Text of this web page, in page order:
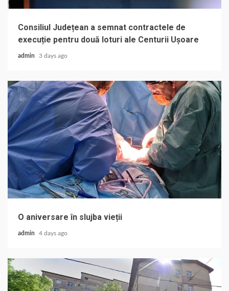
Consiliul Județean a semnat contractele de
execuție pentru două loturi ale Centurii Ușoare
admin 3 days ago
O aniversare în slujba vieții
admin 4 days ago